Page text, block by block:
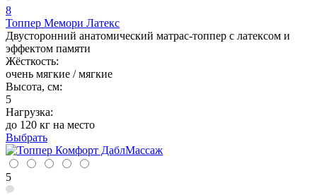
8
Топпер Мемори Латекс
Двусторонний анатомический матрас-топпер с латексом и
эффектом памяти
Жёсткость:
очень мягкие / мягкие
Высота, см:
5
Нагрузка:
до 120 кг на место
Выбрать
5